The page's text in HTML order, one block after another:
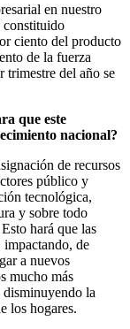
en nuestro
constituido
ciento del producto
de la fuerza
trimestre del año se
que este
nacional?
de recursos
público y
tecnológica,
y sobre todo
hará que las
impactando, de
a nuevos
mucho más
disminuyendo la
los hogares.